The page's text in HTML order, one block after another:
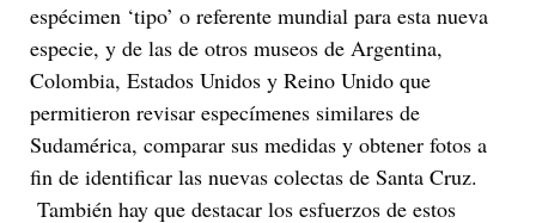
espécimen ‘tipo’ o referente mundial para esta nueva
especie, y de las de otros museos de Argentina,
Colombia, Estados Unidos y Reino Unido que
permitieron revisar especímenes similares de
Sudamérica, comparar sus medidas y obtener fotos a
fin de identificar las nuevas colectas de Santa Cruz.
También hay que destacar los esfuerzos de estos